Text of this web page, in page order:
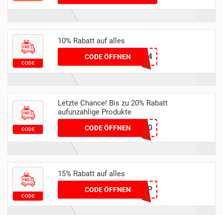
CODE
10% Rabatt auf alles
CODE ÖFFNENFASHION24
CODE
Letzte Chance! Bis zu 20% Rabatt
aufunzahlige Produkte
CODE ÖFFNENwunder20
CODE
15% Rabatt auf alles
CODE ÖFFNEN15APP